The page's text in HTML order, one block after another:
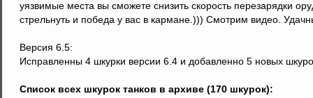
уязвимые места вы сможете снизить скорость перезарядки
стрельнуть и победа у вас в кармане.))) Смотрим видео.
Версия 6.5:
Исправленны 4 шкурки версии 6.4 и добавленно 5 новых
Список всех шкурок танков в архиве (170 шкурок):